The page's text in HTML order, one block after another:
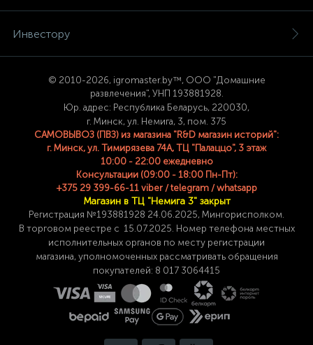
Инвестору
© 2010-2026, igromaster.by™, ООО "Домашние
развлечения", УНП 193881928.
Юр. адрес: Республика Беларусь, 220030,
г. Минск, ул. Немига, 3, пом. 375
САМОВЫВОЗ (ПВЗ) из магазина "R&D магазин историй":
г. Минск, ул. Тимирязева 74A, ТЦ "Палаццо", 3 этаж
10:00 - 22:00 ежедневно
Консультации (09:00 - 18:00 Пн-Пт):
+375 29 399-66-11 viber / telegram / whatsapp
Магазин в ТЦ "Немига 3" закрыт
Регистрация №193881928 24 .06.2025, Мингорисполком.
В торговом реестре с 15.07.2025. Номер телефона местных
исполнительных органов по месту регистрации
магазина,уполномоченных рассматривать обращения
покупателей: 8 017 3064415